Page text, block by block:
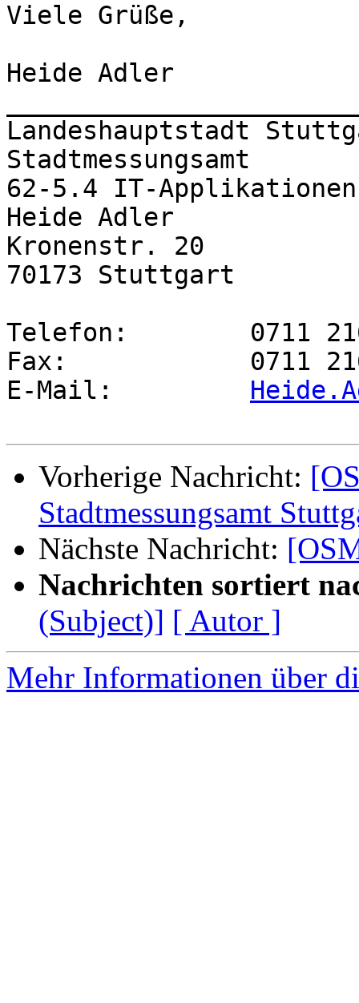
Viele Grüße,
Heide Adler
Landeshauptstadt
Stadtmessungsamt
62-5.4 IT-Applikationen
Heide Adler
Kronenstr. 20
70173 Stuttgart
Telefon:  	0711 216-59680
Fax:        	0711 216-950190
Vorherige Nachricht:
Stadtmessungsamt
Nächste Nachricht:
Nachrichten sortiert
(Subject)] [ Autor ]
Mehr Informationen über